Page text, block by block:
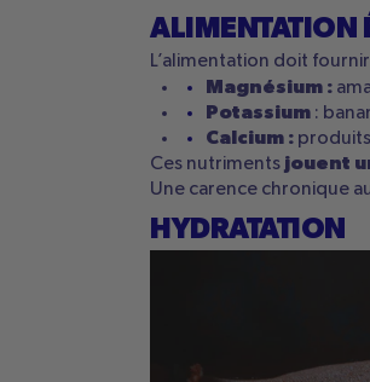
ALIMENTATION
L’alimentation doit
Magnésium :
Potassium :
Calcium :
Ces nutriments jouent
Une carence chronique
HYDRATATION